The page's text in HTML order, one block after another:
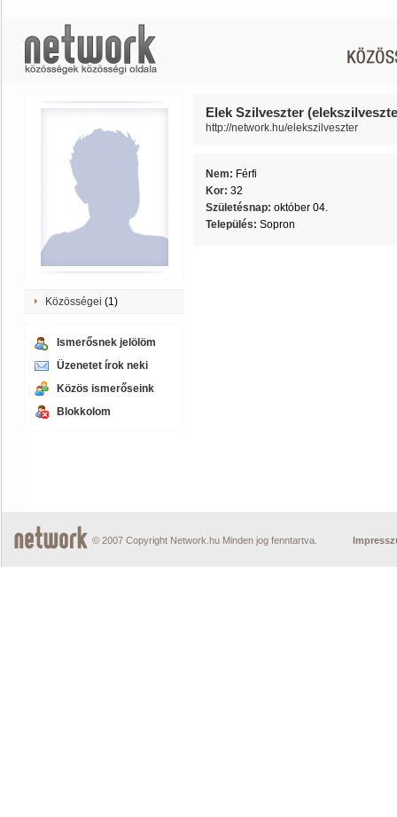
Közösségei (1)
Ismerősnek jelölöm
Üzenetet írok neki
Közös ismerőseink
Blokkolom
Elek Szilveszter
http://network.hu/elekszilveszter
Nem: Férfi
Kor: 32
Születésnap: október 04.
Település: Sopron
© 2007 Copyright Network.hu Minden jog fenntartva.